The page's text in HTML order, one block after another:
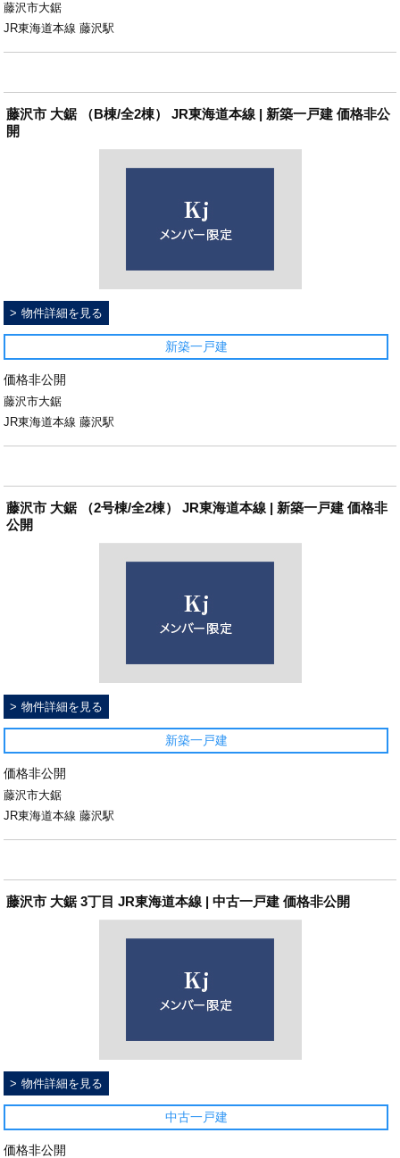
藤沢市大鋸
JR東海道本線 藤沢駅
藤沢市 大鋸 （B棟/全2棟） JR東海道本線 | 新築一戸建 価格非公
開
物件詳細を見る
新築一戸建
価格非公開
藤沢市大鋸
JR東海道本線 藤沢駅
藤沢市 大鋸 （2号棟/全2棟） JR東海道本線 | 新築一戸建 価格非
公開
物件詳細を見る
新築一戸建
価格非公開
藤沢市大鋸
JR東海道本線 藤沢駅
藤沢市 大鋸 3丁目 JR東海道本線 | 中古一戸建 価格非公開
物件詳細を見る
中古一戸建
価格非公開